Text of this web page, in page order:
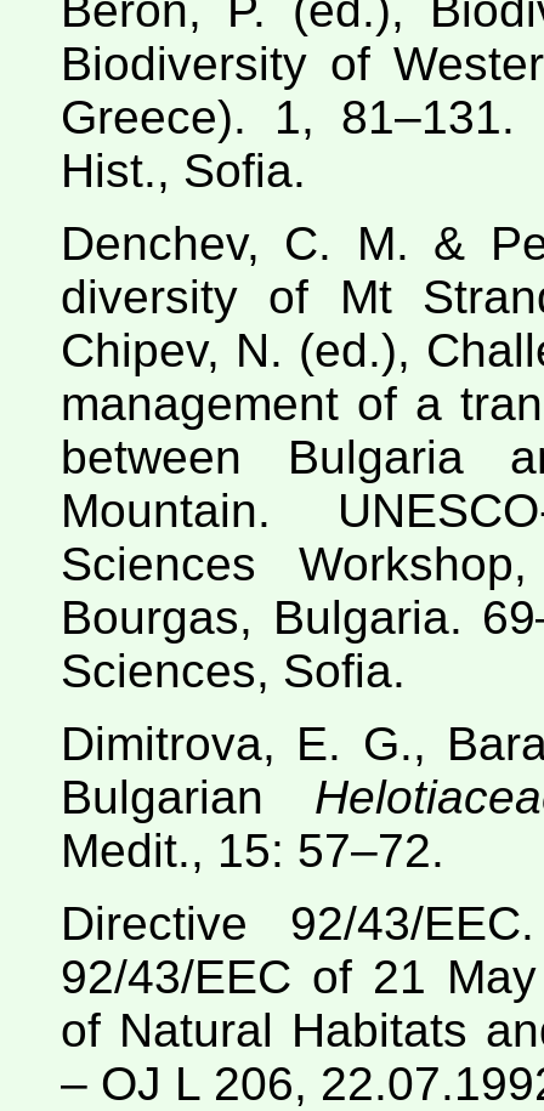
Biodiversity of
Greece). 1, 81–131.
Hist., Sofia.
Denchev, C. M. &
diversity of Mt
Chipev, N. (ed.),
management of a
between Bulgaria
Mountain.
Sciences
Bourgas, Bulgaria.
Sciences, Sofia.
Dimitrova, E. G.,
Bulgarian
Medit., 15: 57–72.
Directive 92/43/
92/43/EEC of 21
of Natural Habitats
– OJ L 206,